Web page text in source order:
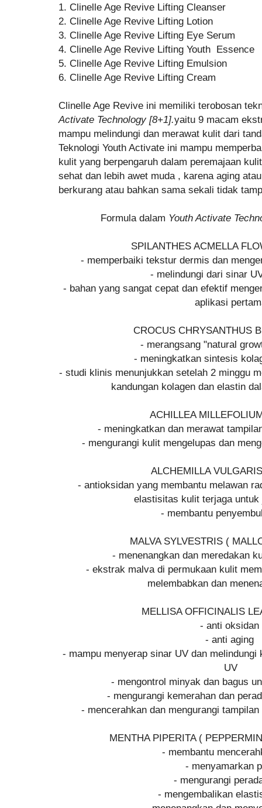
1. Clinelle Age Revive Lifting Cleanser
2. Clinelle Age Revive Lifting Lotion
3. Clinelle Age Revive Lifting Eye Serum
4. Clinelle Age Revive Lifting Youth Essence
5. Clinelle Age Revive Lifting Emulsion
6. Clinelle Age Revive Lifting Cream
Clinelle Age Revive ini memiliki terobosan
Activate Technology [8+1].yaitu 9 macam
mampu melindungi dan merawat kulit dari
Teknologi Youth Activate ini mampu
kulit yang berpengaruh dalam peremajaan
sehat dan lebih awet muda , karena aging
berkurang atau bahkan sama sekali tidak
Formula dalam Youth Activate
SPILANTHES ACMELLA
- memperbaiki tekstur dermis dan
- melindungi dari sinar
- bahan yang sangat cepat dan efektif
aplikasi
CROCUS CHRYSANTHUS
- merangsang "natural
- meningkatkan sintesis
- studi klinis menunjukkan setelah 2 minggu
kandungan kolagen dan elastin
ACHILLEA
- meningkatkan dan merawat
- mengurangi kulit mengelupas dan
ALCHEMILLA
- antioksidan yang membantu melawan
elastisitas kulit terjaga untuk
- membantu
MALVA SYLVESTRIS (
- menenangkan dan meredakan
- ekstrak malva di permukaan kulit
melembabkan dan
MELLISA OFFICINALIS
- anti oksidan
- anti aging
- mampu menyerap sinar UV dan
UV
- mengontrol minyak dan bagus
- mengurangi kemerahan dan
- mencerahkan dan mengurangi
MENTHA PIPERITA (
- membantu
- menyamarkan
- mengurangi
- mengembalikan